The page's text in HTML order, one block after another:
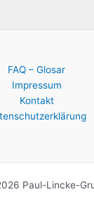
FAQ – Glosar
Impressum
Kontakt
Paul-Lincke-